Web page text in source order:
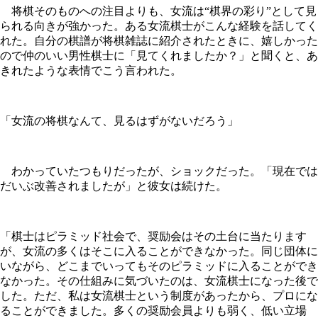
将棋そのものへの注目よりも、女流は“棋界の彩り”として見
られる向きが強かった。ある女流棋士がこんな経験を話してく
れた。自分の棋譜が将棋雑誌に紹介されたときに、嬉しかった
ので仲のいい男性棋士に「見てくれましたか？」と聞くと、あ
きれたような表情でこう言われた。
「女流の将棋なんて、見るはずがないだろう」
わかっていたつもりだったが、ショックだった。「現在では
だいぶ改善されましたが」と彼女は続けた。
「棋士はピラミッド社会で、奨励会はその土台に当たります
が、女流の多くはそこに入ることができなかった。同じ団体に
いながら、どこまでいってもそのピラミッドに入ることができ
なかった。その仕組みに気づいたのは、女流棋士になった後で
した。ただ、私は女流棋士という制度があったから、プロにな
ることができました。多くの奨励会員よりも弱く、低い立場